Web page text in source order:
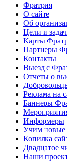
Фратрия
О сайте
Об
Цели и
Карты
Партнеры
Контакты
Выезд с
Отчеты о
Реклама на
Баннеры
Информеры
Учим новые
Копилка
Двадцатое
Наши